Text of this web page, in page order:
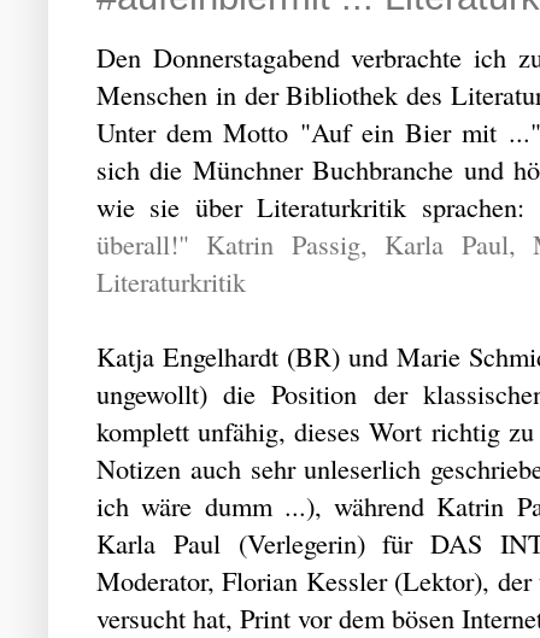
Den Donnerstagabend verbrachte ich
Menschen in der Bibliothek des
Unter dem Motto "Auf ein Bier mit ..."
sich die Münchner Buchbranche und
wie sie über Literaturkritik sprachen:
überall!" Katrin Passig, Karla Paul,
Literaturkritik
Katja Engelhardt (BR) und Marie
ungewollt) die Position der
komplett unfähig, dieses Wort richtig
Notizen auch sehr unleserlich
ich wäre dumm ...), während Katrin
Karla Paul (Verlegerin) für DAS
Moderator, Florian Kessler (Lektor),
versucht hat, Print vor dem bösen